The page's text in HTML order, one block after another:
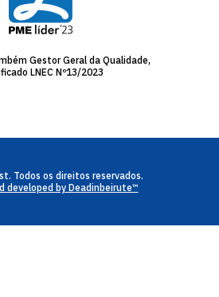
Gestor Geral da Qualidade,
LNEC Nº13/2023
Todos os direitos reservados.
developed by Deadinbeirute™